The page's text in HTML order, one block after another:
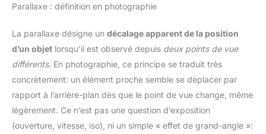
Parallaxe : définition en photographie
La parallaxe désigne un décalage apparent de la position
d’un objet lorsqu’il est observé depuis deux points de vue
différents. En photographie, ce principe se traduit très
concrètement: un élément proche semble se déplacer par
rapport à l’arrière-plan dès que le point de vue change, même
légèrement. Ce n’est pas une question d’exposition
(ouverture, vitesse, iso), ni un simple « effet de grand-angle »: